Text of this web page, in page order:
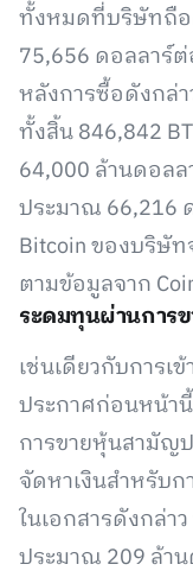
ทั้งหมดที่บริษัทถือ
75,656 ดอลลาร์ต่
หลังการซื้อดังกล่า
ทั้งสิ้น 846,842
64,000 ล้านดอล
ประมาณ 66,216
Bitcoin ของบริษั
ตามข้อมูลจาก
ระดมทุนผ่านการข
เช่นเดียวกับการเ
ประกาศก่อนหน้า
การขายหุ้นสามัญป
จัดหาเงินสำหรับก
ในเอกสารดังกล่า
ประมาณ 209 ล้าน